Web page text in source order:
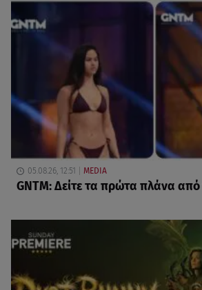
05.08.26, 12:51 MEDIA
GNTM: Δείτε τα πρώτα πλάνα